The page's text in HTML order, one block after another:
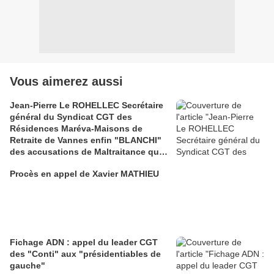
Vous aimerez aussi
Jean-Pierre Le ROHELLEC Secrétaire
général du Syndicat CGT des
Résidences Maréva-Maisons de
Retraite de Vannes enfin "BLANCHI"
des accusations de Maltraitance qui
Procès en appel de Xavier MATHIEU
Fichage ADN : appel du leader CGT
des "Conti" aux "présidentiables de
gauche"